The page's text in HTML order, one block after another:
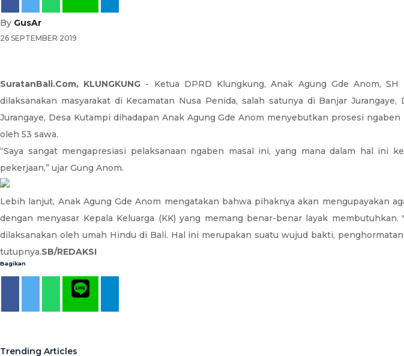
By GusAr
26 SEPTEMBER 2019
SuratanBali.Com, KLUNGKUNG - Ketua DPRD Klungkung, Anak Agung Gde Anom,
dilaksanakan masyarakat di Kecamatan Nusa Penida, salah satunya di Banjar
Jurangaye, Desa Kutampi dihadapan Anak Agung Gde Anom menyebutkan prosesi
oleh 53 sawa.
“Saya sangat mengapresiasi pelaksanaan ngaben masal ini, yang mana dalam hal ini
pekerjaan,” ujar Gung Anom.
Lebih lanjut, Anak Agung Gde Anom mengatakan bahwa pihaknya akan mengupayakan
dengan menyasar Kepala Keluarga (KK) yang memang benar-benar layak
dilaksanakan oleh umah Hindu di Bali. Hal ini merupakan suatu wujud bakti,
tutupnya.SB/REDAKSI
Bagikan
Trending Articles